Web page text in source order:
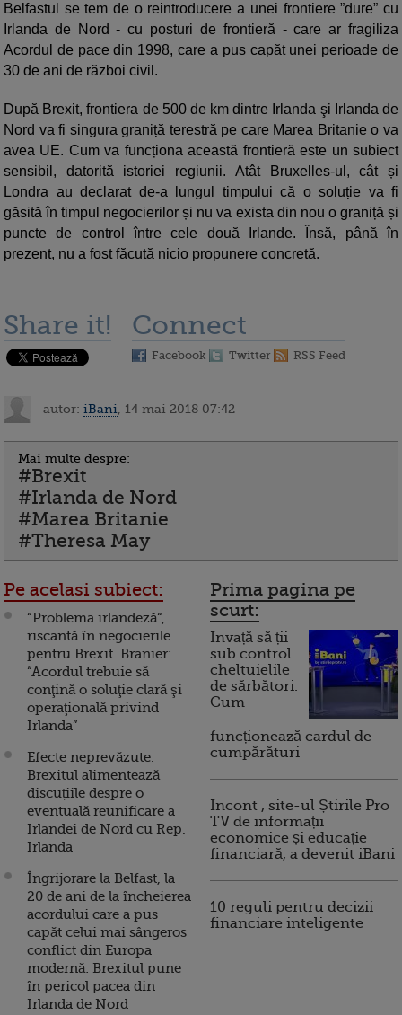
Belfastul se tem de o reintroducere a unei frontiere ”dure” cu
Irlanda de Nord - cu posturi de frontieră - care ar fragiliza
Acordul de pace din 1998, care a pus capăt unei perioade de
30 de ani de război civil.
După Brexit, frontiera de 500 de km dintre Irlanda şi Irlanda de
Nord va fi singura graniță terestră pe care Marea Britanie o va
avea UE. Cum va funcționa această frontieră este un subiect
sensibil, datorită istoriei regiunii. Atât Bruxelles-ul, cât și
Londra au declarat de-a lungul timpului că o soluție va fi
găsită în timpul negocierilor și nu va exista din nou o graniță și
puncte de control între cele două Irlande. Însă, până în
prezent, nu a fost făcută nicio propunere concretă.
Share it! Connect
Facebook Twitter RSS Feed
autor: iBani , 14 mai 2018 07:42
Mai multe despre:
#Brexit
#Irlanda de Nord
#Marea Britanie
#Theresa May
Pe acelasi subiect:
“Problema irlandeză“,
riscantă în negocierile
pentru Brexit. Branier:
“Acordul trebuie să
conţină o soluţie clară şi
operaţională privind
Irlanda”
Efecte neprevăzute.
Brexitul alimentează
discuțiile despre o
eventuală reunificare a
Irlandei de Nord cu Rep.
Irlanda
Îngrijorare la Belfast, la
20 de ani de la încheierea
acordului care a pus
capăt celui mai sângeros
conflict din Europa
modernă: Brexitul pune
în pericol pacea din
Irlanda de Nord
Prima pagina pe
scurt:
Invață să ții
sub control
cheltuielile
de sărbători.
Cum
funcționează cardul de
cumpărături
Incont , site-ul Știrile Pro
TV de informații
economice și educație
financiară, a devenit iBani
10 reguli pentru decizii
financiare inteligente